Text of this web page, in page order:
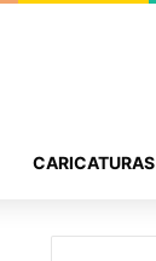
CARICATURAS